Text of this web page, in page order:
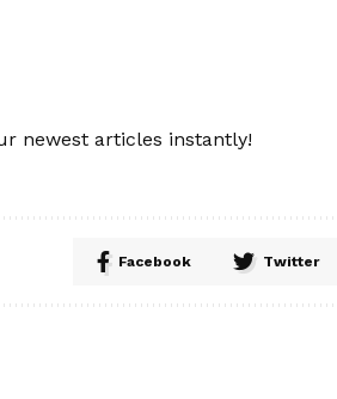
newest articles instantly!
Facebook Twitter